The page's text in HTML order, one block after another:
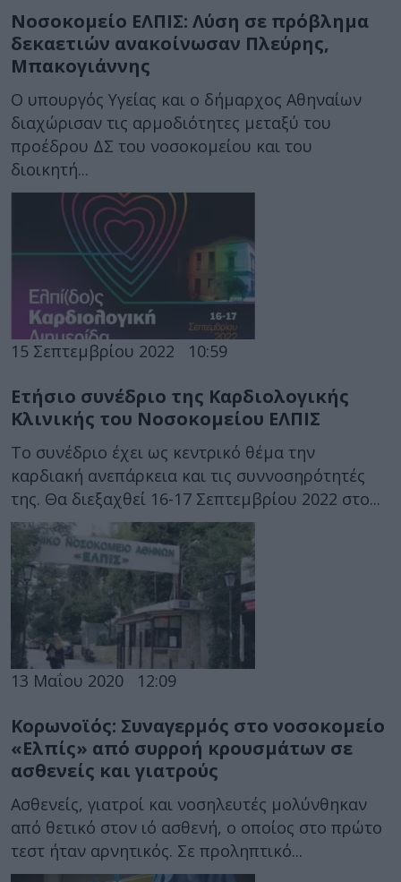
Νοσοκομείο ΕΛΠΙΣ: Λύση σε πρόβλημα
δεκαετιών ανακοίνωσαν Πλεύρης,
Μπακογιάννης
Ο υπουργός Υγείας και ο δήμαρχος Αθηναίων
διαχώρισαν τις αρμοδιότητες μεταξύ του
προέδρου ΔΣ του νοσοκομείου και του
διοικητή...
15 Σεπτεμβρίου 2022 10:59
Ετήσιο συνέδριο της Καρδιολογικής
Κλινικής του Νοσοκομείου ΕΛΠΙΣ
Το συνέδριο έχει ως κεντρικό θέμα την
καρδιακή ανεπάρκεια και τις συννοσηρότητές
της. Θα διεξαχθεί 16-17 Σεπτεμβρίου 2022 στο...
13 Μαΐου 2020 12:09
Κορωνοϊός: Συναγερμός στο νοσοκομείο
«Ελπίς» από συρροή κρουσμάτων σε
ασθενείς και γιατρούς
Ασθενείς, γιατροί και νοσηλευτές μολύνθηκαν
από θετικό στον ιό ασθενή, ο οποίος στο πρώτο
τεστ ήταν αρνητικός. Σε προληπτικό...